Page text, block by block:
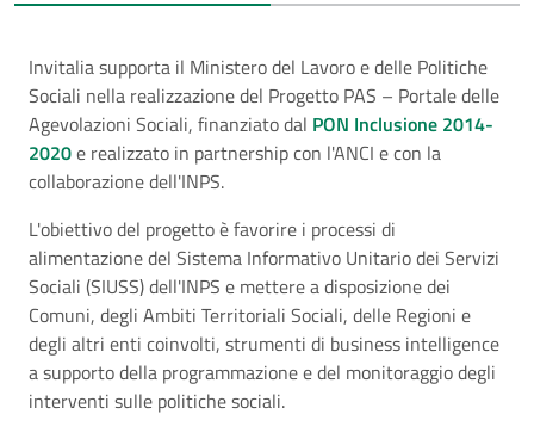
Invitalia supporta il Ministero del Lavoro e delle Politiche
Sociali nella realizzazione del Progetto PAS – Portale delle
Agevolazioni Sociali, finanziato dal PON Inclusione 2014-
2020e realizzato in partnership con l'ANCI e con la
collaborazione dell'INPS.
L'obiettivo del progetto è favorire i processi di
alimentazione del Sistema Informativo Unitario dei Servizi
Sociali (SIUSS) dell'INPS e mettere a disposizione dei
Comuni, degli Ambiti Territoriali Sociali, delle Regioni e
degli altri enti coinvolti, strumenti di business intelligence
a supporto della programmazione e del monitoraggio degli
interventi sulle politiche sociali.